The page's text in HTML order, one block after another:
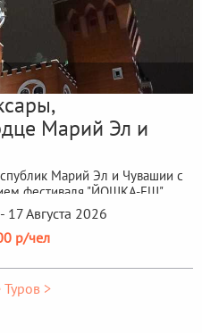
Марий Эл и
Марий Эл и Чувашии с
фестиваля "ЙОШКА-ЕШ"
17 Августа 2026
р/чел
>